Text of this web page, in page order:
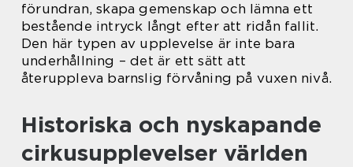
förundran, skapa gemenskap och lämna ett
bestående intryck långt efter att ridån fallit.
Den här typen av upplevelse är inte bara
underhållning – det är ett sätt att
återuppleva barnslig förvåning på vuxen nivå.
Historiska och nyskapande
cirkusupplevelser världen